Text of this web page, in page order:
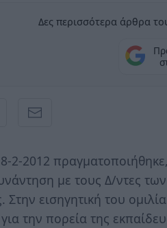
Δες περισσότερα άρθρα
2-2012
με τους Δ/ντες των
Στην εισηγητική του
την πορεία της